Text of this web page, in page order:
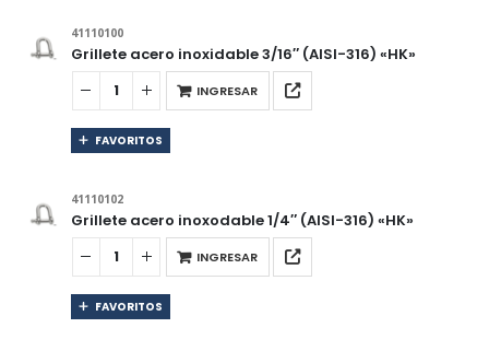
41110100
Grillete acero inoxidable 3/16″ (AISI-316) «HK»
INGRESAR
FAVORITOS
41110102
Grillete acero inoxodable 1/4″ (AISI-316) «HK»
INGRESAR
FAVORITOS